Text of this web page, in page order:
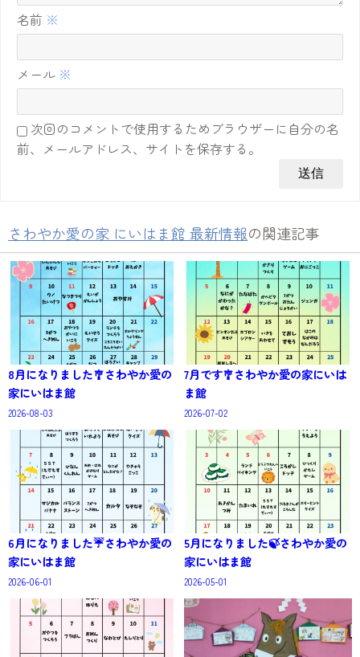
名前 ※
メール ※
次回のコメントで使用するためブラウザーに自分の名
前、メールアドレス、サイトを保存する。
さわやか愛の家 にいはま館 最新情報の関連記事
8月になりました🎐さわやか愛の
家にいはま館
2026-08-03
7月です🎐さわやか愛の家にいは
ま館
2026-07-02
6月になりました☔さわやか愛の
家にいはま館
2026-06-01
5月になりました🍃さわやか愛の
家にいはま館
2026-05-01